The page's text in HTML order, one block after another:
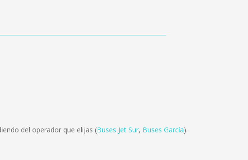
del operador que elijas (Buses Jet Sur, Buses García).